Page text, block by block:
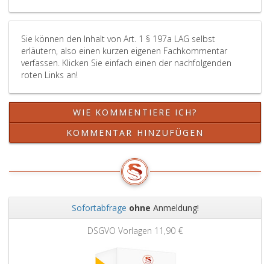
Sie können den Inhalt von Art. 1 § 197a LAG selbst
erläutern, also einen kurzen eigenen Fachkommentar
verfassen. Klicken Sie einfach einen der nachfolgenden
roten Links an!
WIE KOMMENTIERE ICH?
KOMMENTAR HINZUFÜGEN
Sofortabfrage ohne Anmeldung!
DSGVO Vorlagen 11,90 €